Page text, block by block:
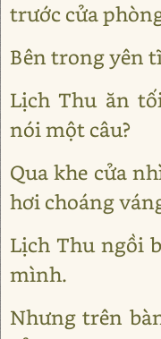
trước cửa
Bên trong yên
Lịch Thu ăn
nói một câu?
Qua khe cửa
hơi choáng
Lịch Thu ngồi
mình.
Nhưng trên